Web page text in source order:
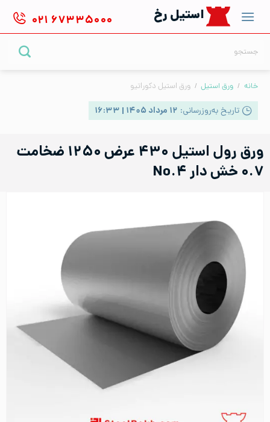
content
استیل رخ ۰۲۱ ۶۷۳۳۵۰۰۰
خانه / ورق استیل / ورق استیل دکوراتیو
تاریخ به‌روزرسانی: ۱۲ مرداد ۱۴۰۵ | ۱۶:۳۳
ورق رول استیل ۴۳۰ عرض ۱۲۵۰ ضخامت
۰.۷ خش دار No.۴